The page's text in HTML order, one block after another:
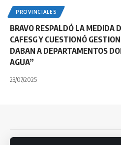
PROVINCIALES
BRAVO RESPALDÓ LA MEDIDA
CAFESG Y CUESTIONÓ
DABAN A DEPARTAMENTOS
AGUA”
23/07/2025
Dev: Fernando S. Brandolini